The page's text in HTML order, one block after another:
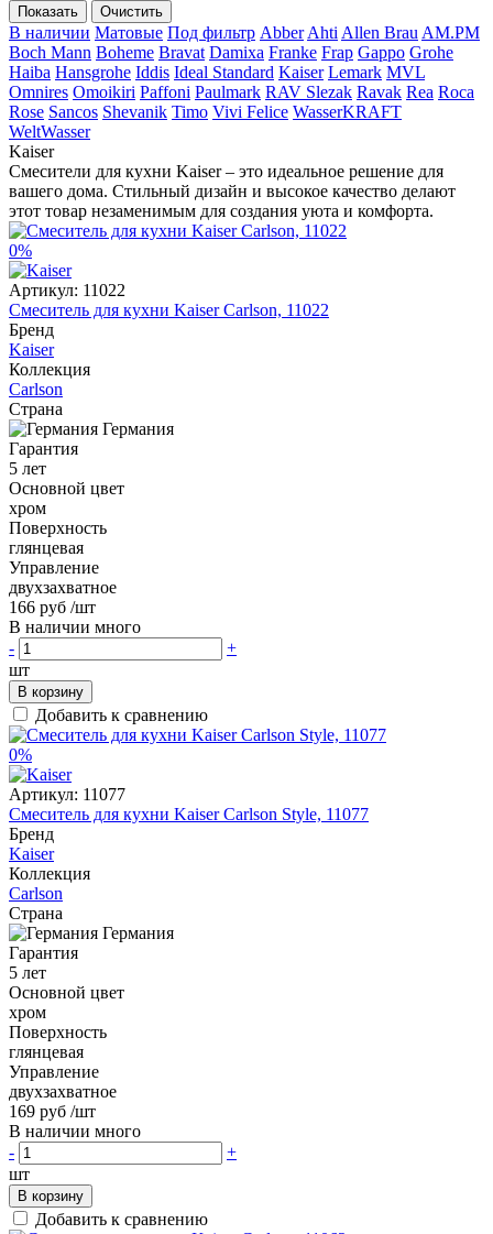
Показать Очистить
В наличии Матовые Под фильтр Abber Ahti Allen Brau AM.PM
Boch Mann Boheme Bravat Damixa Franke Frap Gappo Grohe
Haiba Hansgrohe Iddis Ideal Standard Kaiser Lemark MVL
Omnires Omoikiri Paffoni Paulmark RAV Slezak Ravak Rea Roca
Rose Sancos Shevanik Timo Vivi Felice WasserKRAFT
WeltWasser
Kaiser
Смесители для кухни Kaiser – это идеальное решение для
вашего дома. Стильный дизайн и высокое качество делают
этот товар незаменимым для создания уюта и комфорта.
0%
Артикул: 11022
Смеситель для кухни Kaiser Carlson, 11022
Бренд
Kaiser
Коллекция
Carlson
Страна
Германия
Гарантия
5 лет
Основной цвет
хром
Поверхность
глянцевая
Управление
двухзахватное
166 руб /шт
В наличии много
-
+
шт
В корзину
Добавить к сравнению
0%
Артикул: 11077
Смеситель для кухни Kaiser Carlson Style, 11077
Бренд
Kaiser
Коллекция
Carlson
Страна
Германия
Гарантия
5 лет
Основной цвет
хром
Поверхность
глянцевая
Управление
двухзахватное
169 руб /шт
В наличии много
-
+
шт
В корзину
Добавить к сравнению